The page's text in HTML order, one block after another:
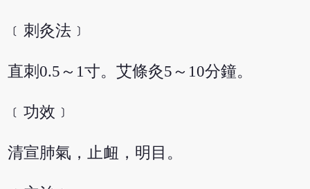
﹝刺灸法﹞
直刺0.5～1寸。艾條灸5～10分鐘。
﹝功效﹞
清宣肺氣，止衄，明目。